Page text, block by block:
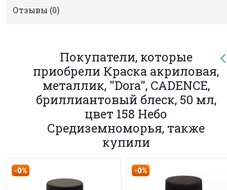
Отзывы (0)
Покупатели, которые
приобрели Краска акриловая,
металлик, "Dora", CADENCE,
бриллиантовый блеск, 50 мл,
цвет 158 Небо
Средиземноморья, также
купили
-0% -0%